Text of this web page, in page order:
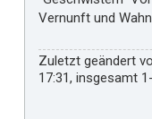
Vernunft und
Zuletzt geändert
17:31, insgesamt